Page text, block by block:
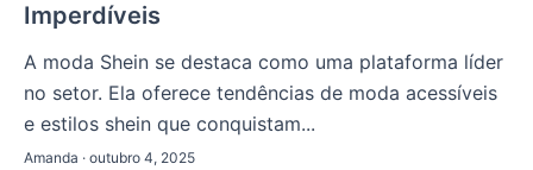
Imperdíveis
A moda Shein se destaca como uma plataforma líder
no setor. Ela oferece tendências de moda acessíveis
e estilos shein que conquistam...
Amanda · outubro 4, 2025